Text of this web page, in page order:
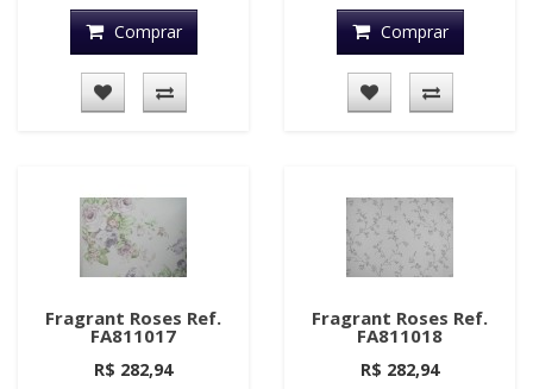
Comprar Comprar
Fragrant Roses Ref.
FA811017
R$ 282,94
Fragrant Roses Ref.
FA811018
R$ 282,94